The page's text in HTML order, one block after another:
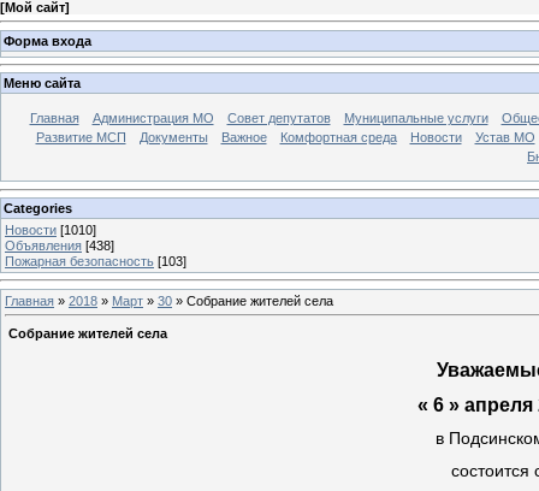
[Мой сайт]
Форма входа
Меню сайта
Главная Администрация МО Совет депутатов Муниципальные услуги
Развитие МСП
Документы Важное Комфортная среда Новости
Устав МО
Categories
Новости [1010]
Объявления [438]
Пожарная безопасность [103]
Главная » 2018 » Март » 30 » Собрание жителей села
Собрание жителей села
« 6 » апреля
в
состоится